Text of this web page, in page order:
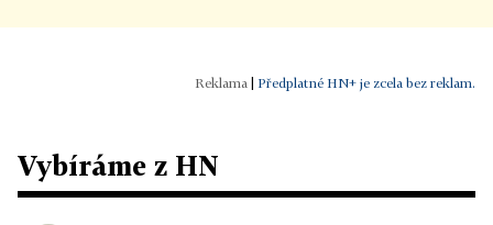
Předplatné HN+ je zcela bez reklam.
Vybíráme z HN